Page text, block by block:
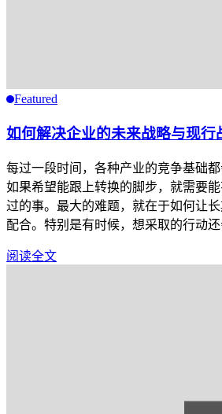
Featured
如何解决企业的未来战略与现行
每过一段时间，各种产业的竞争基础
如果希望能跟上转换的脚步，就需要
过的事。最大的难题，就在于如何让
配合。特别是有时候，想采取的行动
阅读全文